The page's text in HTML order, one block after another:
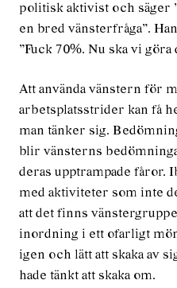
politisk aktivist och säger
en bred vänsterfråga”.
”Fuck 70%. Nu ska vi göra
Att använda vänstern för
arbetsplatsstrider kan få
man tänker sig.
blir vänsterns
deras upptrampade fåror.
med aktiviteter som inte
att det finns
inordning i ett ofarligt
igen och lätt att skaka av
hade tänkt att skaka om.